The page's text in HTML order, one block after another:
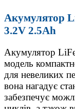
Акумулятор
3.2V 2.5Ah
Акумулятор
модель
для невеликих
вона нагадує
забезпечує